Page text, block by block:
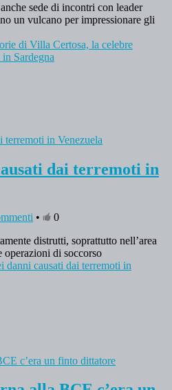
sede di incontri con leader
un vulcano per impressionare gli
di Villa Certosa, la celebre
Sardegna
dai terremoti in
•
0
distrutti, soprattutto nell’area
operazioni di soccorso
danni causati dai terremoti in